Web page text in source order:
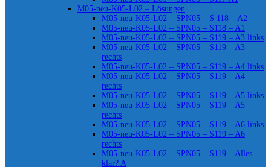
M05-neu-K05-L02 – Lösungen
M05-neu-K05-L02 – SPN05 – S 118 – A2
M05-neu-K05-L02 – SPN05 – S118 – A1
M05-neu-K05-L02 – SPN05 – S119 – A3 links
M05-neu-K05-L02 – SPN05 – S119 – A3
rechts
M05-neu-K05-L02 – SPN05 – S119 – A4 links
M05-neu-K05-L02 – SPN05 – S119 – A4
rechts
M05-neu-K05-L02 – SPN05 – S119 – A5 links
M05-neu-K05-L02 – SPN05 – S119 – A5
rechts
M05-neu-K05-L02 – SPN05 – S119 – A6 links
M05-neu-K05-L02 – SPN05 – S119 – A6
rechts
M05-neu-K05-L02 – SPN05 – S119 – Alles
klar? A